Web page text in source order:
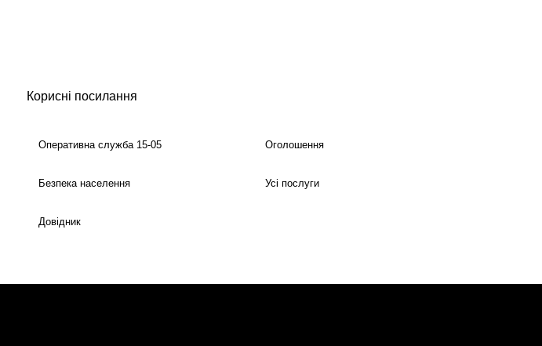
Корисні посилання
Оперативна служба 15-05 Оголошення
Безпека населення Усі послуги
Довідник